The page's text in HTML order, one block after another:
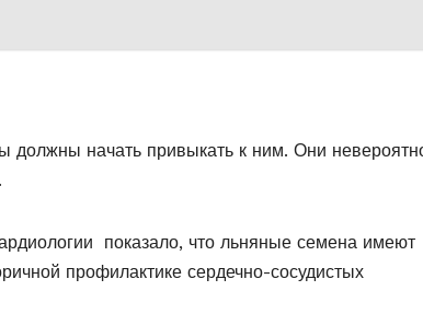
должны начать привыкать к ним. Они
показало, что льняные семена имеют
профилактике сердечно-сосудистых